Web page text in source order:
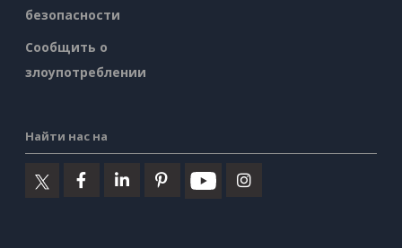
безопасности
Сообщить о
злоупотреблении
Найти нас на